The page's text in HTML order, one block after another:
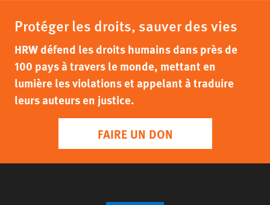
Protéger les droits, sauver des vies
HRW défend les droits humains dans près de
100 pays à travers le monde, mettant en
lumière les violations et appelant à traduire
leurs auteurs en justice.
FAIRE UN DON